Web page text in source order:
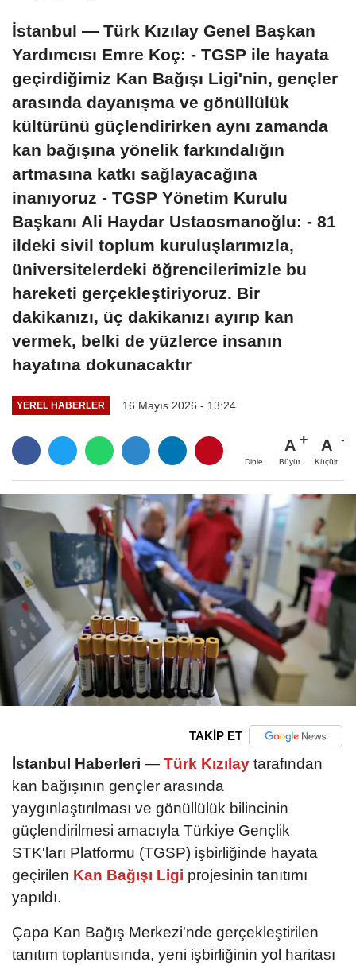
İstanbul — Türk Kızılay Genel Başkan
Yardımcısı Emre Koç: - TGSP ile hayata
geçirdiğimiz Kan Bağışı Ligi'nin, gençler
arasında dayanışma ve gönüllülük
kültürünü güçlendirirken aynı zamanda
kan bağışına yönelik farkındalığın
artmasına katkı sağlayacağına
inanıyoruz - TGSP Yönetim Kurulu
Başkanı Ali Haydar Ustaosmanoğlu: - 81
ildeki sivil toplum kuruluşlarımızla,
üniversitelerdeki öğrencilerimizle bu
hareketi gerçekleştiriyoruz. Bir
dakikanızı, üç dakikanızı ayırıp kan
vermek, belki de yüzlerce insanın
hayatına dokunacaktır
YEREL HABERLER 16 Mayıs 2026 - 13:24
Dinle
A
Büyüt
A
Küçült
TAKİP ET
İstanbul Haberleri — Türk Kızılay tarafından
kan bağışının gençler arasında
yaygınlaştırılması ve gönüllülük bilincinin
güçlendirilmesi amacıyla Türkiye Gençlik
STK'ları Platformu (TGSP) işbirliğinde hayata
geçirilen Kan Bağışı Ligi projesinin tanıtımı
yapıldı.
Çapa Kan Bağış Merkezi'nde gerçekleştirilen
tanıtım toplantısında, yeni işbirliğinin yol haritası